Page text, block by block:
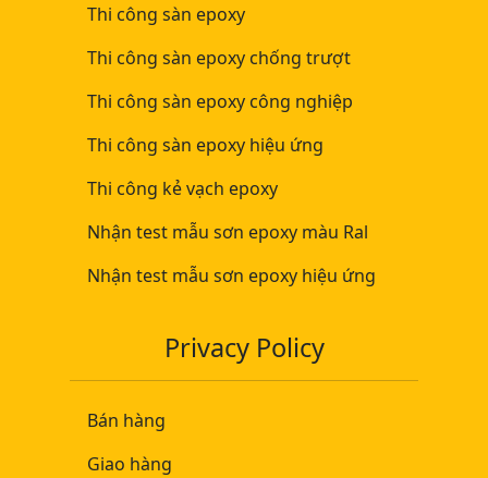
Thi công sàn epoxy
Thi công sàn epoxy chống trượt
Thi công sàn epoxy công nghiệp
Thi công sàn epoxy hiệu ứng
Thi công kẻ vạch epoxy
Nhận test mẫu sơn epoxy màu Ral
Nhận test mẫu sơn epoxy hiệu ứng
Privacy Policy
Bán hàng
Giao hàng